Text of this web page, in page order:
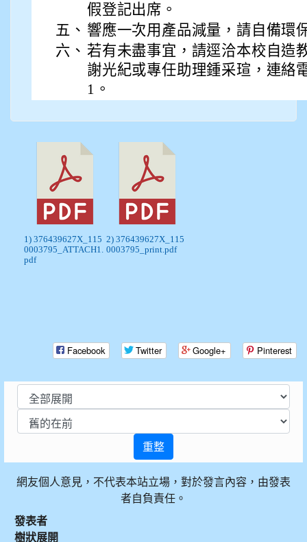
假登記出席。
五、 響應一次用產品減量，請自備環
六、 若有未盡事宜，請逕洽本校自造
謝光紀或專任助理鍾采瑄，連絡
1。
1) 376439627X_115
0003795_ATTACH1.
pdf
2) 376439627X_115
0003795_print.pdf
Facebook Twitter Google+ Pinterest
重整
網友個人意見，不代表本站立場，對於發言內容，由發表
者自負責任。
發表者
樹狀展開